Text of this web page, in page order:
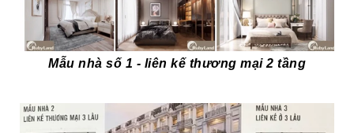
Mẫu nhà số 1 - liên kế thương mại 2 tầng